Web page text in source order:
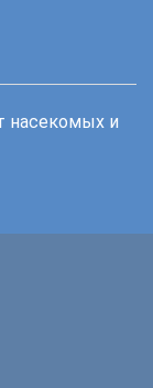
насекомых и